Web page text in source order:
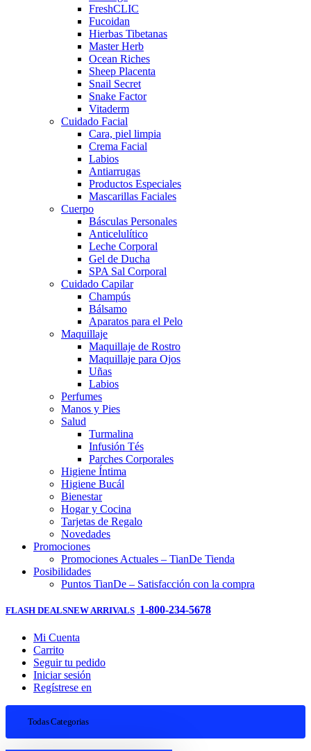
FreshCLIC
Fucoidan
Hierbas Tibetanas
Master Herb
Ocean Riches
Sheep Placenta
Snail Secret
Snake Factor
Vitaderm
Cuidado Facial
Cara, piel limpia
Crema Facial
Labios
Antiarrugas
Productos Especiales
Mascarillas Faciales
Cuerpo
Básculas Personales
Anticelulítico
Leche Corporal
Gel de Ducha
SPA Sal Corporal
Cuidado Capilar
Champús
Bálsamo
Aparatos para el Pelo
Maquillaje
Maquillaje de Rostro
Maquillaje para Ojos
Uñas
Labios
Perfumes
Manos y Pies
Salud
Turmalina
Infusión Tés
Parches Corporales
Higiene Íntima
Higiene Bucál
Bienestar
Hogar y Cocina
Tarjetas de Regalo
Novedades
Promociones
Promociones Actuales – TianDe Tienda
Posibilidades
Puntos TianDe – Satisfacción con la compra
FLASH DEALSNEW ARRIVALS 1-800-234-5678
Mi Cuenta
Carrito
Seguir tu pedido
Iniciar sesión
Regístrese en
Todas Categorias